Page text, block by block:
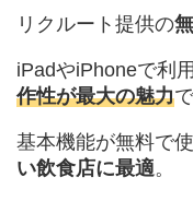
リクルート提供の
iPadやiPhoneで利
作性が最大の魅力
基本機能が無料で使
い飲食店に最適。